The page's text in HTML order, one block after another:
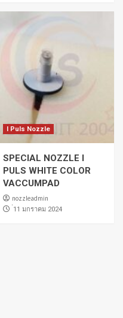
I Puls Nozzle
SPECIAL NOZZLE I
PULS WHITE COLOR
VACCUMPAD
nozzleadmin
่11 มกราคม 2024